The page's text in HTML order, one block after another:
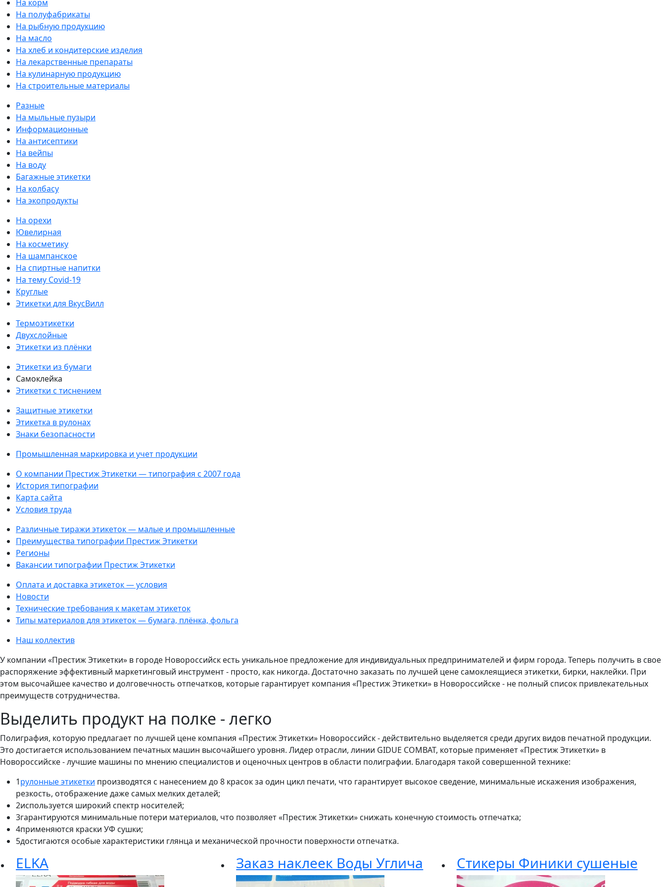
На корм
На полуфабрикаты
На рыбную продукцию
На масло
На хлеб и кондитерские изделия
На лекарственные препараты
На кулинарную продукцию
На строительные материалы
Разные
На мыльные пузыри
Информационные
На антисептики
На вейпы
На воду
Багажные этикетки
На колбасу
На экопродукты
На орехи
Ювелирная
На косметику
На шампанское
На спиртные напитки
На тему Covid-19
Круглые
Этикетки для ВкусВилл
Термоэтикетки
Двухслойные
Этикетки из плёнки
Этикетки из бумаги
Самоклейка
Этикетки с тиснением
Защитные этикетки
Этикетка в рулонах
Знаки безопасности
Промышленная маркировка и учет продукции
О компании Престиж Этикетки — типография с 2007 года
История типографии
Карта сайта
Условия труда
Различные тиражи этикеток — малые и промышленные
Преимущества типографии Престиж Этикетки
Регионы
Вакансии типографии Престиж Этикетки
Оплата и доставка этикеток — условия
Новости
Технические требования к макетам этикеток
Типы материалов для этикеток — бумага, плёнка, фольга
Наш коллектив
У компании «Престиж Этикетки» в городе Новороссийск есть уникальное предложение для индивидуальных предпринимателей и фирм города. Теперь получить в свое
распоряжение эффективный маркетинговый инструмент - просто, как никогда. Достаточно заказать по лучшей цене самоклеящиеся этикетки, бирки, наклейки. При
этом высочайшее качество и долговечность отпечатков, которые гарантирует компания «Престиж Этикетки» в Новороссийске - не полный список привлекательных
преимуществ сотрудничества.
Выделить продукт на полке - легко
Полиграфия, которую предлагает по лучшей цене компания «Престиж Этикетки» Новороссийск - действительно выделяется среди других видов печатной продукции.
Это достигается использованием печатных машин высочайшего уровня. Лидер отрасли, линии GIDUE COMBAT, которые применяет «Престиж Этикетки» в
Новороссийске - лучшие машины по мнению специалистов и оценочных центров в области полиграфии. Благодаря такой совершенной технике:
1рулонные этикетки производятся с нанесением до 8 красок за один цикл печати, что гарантирует высокое сведение, минимальные искажения изображения,
резкость, отображение даже самых мелких деталей;
2используется широкий спектр носителей;
3гарантируются минимальные потери материалов, что позволяет «Престиж Этикетки» снижать конечную стоимость отпечатка;
4применяются краски УФ сушки;
5достигаются особые характеристики глянца и механической прочности поверхности отпечатка.
ELKA Заказ наклеек Воды Углича Стикеры Финики сушеные